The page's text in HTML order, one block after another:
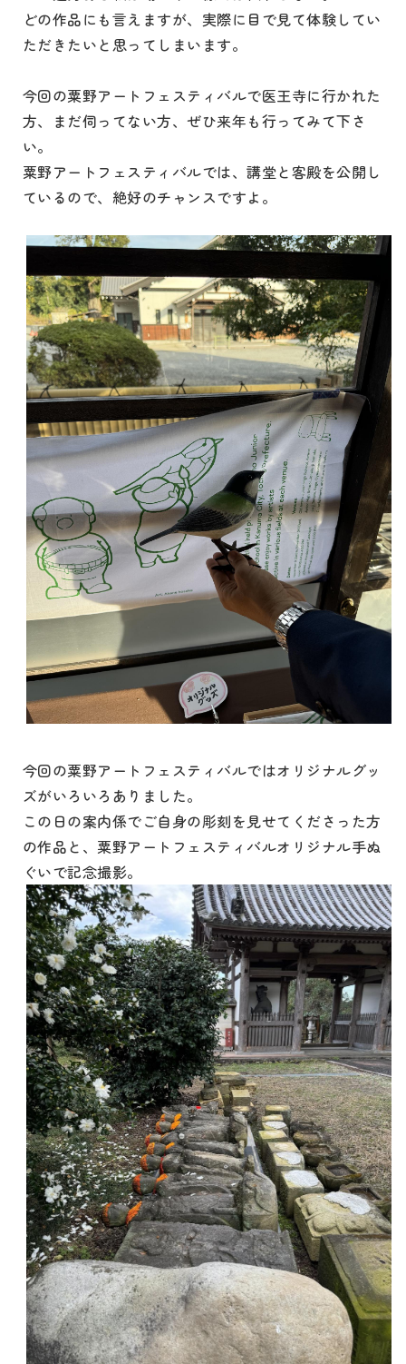
どの作品にも言えますが、実際に目で見て体験してい
ただきたいと思ってしまいます。
今回の粟野アートフェスティバルで医王寺に行かれた
方、まだ伺ってない方、ぜひ来年も行ってみて下さ
い。
粟野アートフェスティバルでは、講堂と客殿を公開し
ているので、絶好のチャンスですよ。
今回の粟野アートフェスティバルではオリジナルグッ
ズがいろいろありました。
この日の案内係でご自身の彫刻を見せてくださった方
の作品と、粟野アートフェスティバルオリジナル手ぬ
ぐいで記念撮影。